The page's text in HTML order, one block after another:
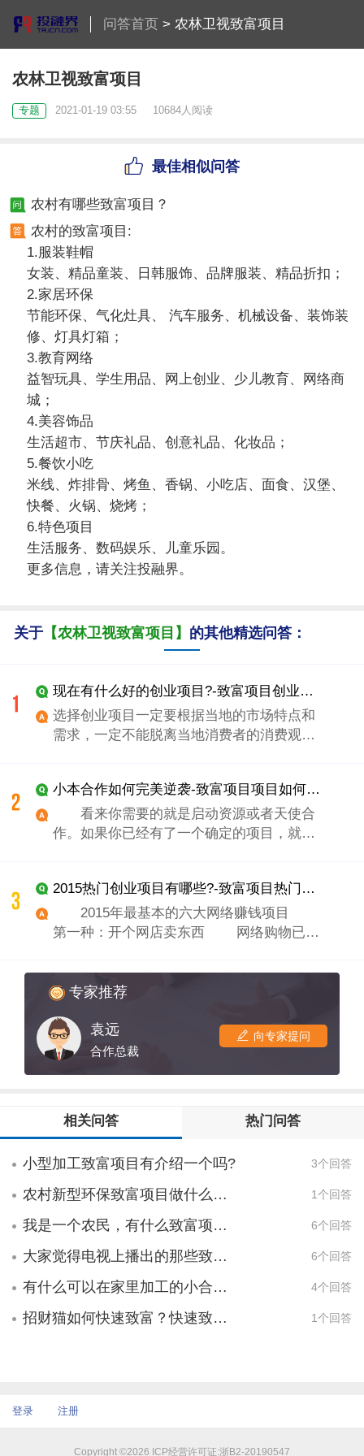
问答首页> 农林卫视致富项目
农林卫视致富项目
专题 2021-01-19 03:55 10684人阅读
最佳相似问答
农村有哪些致富项目？
农村的致富项目:
1.服装鞋帽
女装、精品童装、日韩服饰、品牌服装、精品折扣；
2.家居环保
节能环保、气化灶具、 汽车服务、机械设备、装饰装
修、灯具灯箱；
3.教育网络
益智玩具、学生用品、网上创业、少儿教育、网络商
城；
4.美容饰品
生活超市、节庆礼品、创意礼品、化妆品；
5.餐饮小吃
米线、炸排骨、烤鱼、香锅、小吃店、面食、汉堡、
快餐、火锅、烧烤；
6.特色项目
生活服务、数码娱乐、儿童乐园。
更多信息，请关注投融界。
关于【农林卫视致富项目】 的其他精选问答：
现在有什么好的创业项目?-致富项目创业什么项目好
选择创业项目一定要根据当地的市场特点和
需求，一定不能脱离当地消费者的消费观念
水平和能力，这样的项目才是有自身优势的
项目。 千万不要人云我云，自己要有敏
锐的眼光洞察商机，等到别人告诉你做什么
目才有发展意义的。 创业要有足够的资
源 很多人在初次创业的时候，都是资源十分
欠缺的。资源不足，使企业创业成功的概率
的。在资源具备上，一般来说，要符合两种
条件：一是要有进入一个行业的起码的资
条件均不具备，创业成功的可能性很小。
创业资源条件主要包括几个方面：
如何； 财务资源：是否有足够的启动资
源； 行业经验资源：对该行业资讯与常
识的积累； 行业准入条件：某些行业受
到一些政策保护与限制，需要进入资格条
件； 人力资源条件：是否有合适的专业
人才。 以上资源创业者也不需要100%
其他条件可以通过市场化方式来获取。创业
者如有足够的财务资源，其他资源欠缺也可
的欠缺也容易改变。 创业具备的条件
小本合作如何完美逆袭-致富项目项目如何拉合作
看来你需要的就是启动资源或者天使合
作。如果你已经有了一个确定的项目，就要
你都要考虑清楚： 1、你要做什么？你
要用简短的话语告诉别人你要做的是什么
事。例如是提供一种产品还是一种服务。
由，告诉他们存在某种需求，或者是可以解
决某个问题，或者是当地没有，买不到，还
3、你怎么做？你是既有实体店又有网
店？还是单一的网上交易？你线上和线下是
让他们知道你在提供这样的产品和服务？
多少？人工房租水电的经营费用是多少？净
利润估计是多少？预计多长时间可以挣钱？
6、你需要多少钱？你需要的钱要怎么
花？这几万块启动资源花完以后，就可以挣
继续找合作还是吸纳新股东？ 7、预计
多久可以收回合作？如果启动资源就需要几
站？如果是开发一个APP或者平台，你怎么
等。不同的基金来源，有不同的还款期限和
2015热门创业项目有哪些?-致富项目热门项目有哪些
2015年最基本的六大网络赚钱项目
第一种：开个网店卖东西 网络购物已经
了网络销售的高效途径。据消息灵通人士透
露，现在很多个体老板、政府职员、公司白
余时间在网上做生意，而且收获颇丰。淘
宝、拍拍等大型的交易平台是大家开店的首
从中获得利润，这也是一种不错的选择。
客有两种赚钱方式，一种是承接任务赚钱，
一种是做营销伙伴赚钱。承接任务赚钱需要
靠真本事。您需要拥有设计、程序、策划等
方面的专长。笔者半年前开始在一个叫任务
近1万多元钱，其中威客任务中了8个标，招
标任务中了3个标，快速任务被雇主邀请了2
多月的工资。 第三种：建自己的个人网
站确实很赚钱，自从曾经最牛的个人网站
专家推荐
袁远
合作总裁
向专家提问
相关问答 热门问答
小型加工致富项目有介绍一个吗? 3个回答
农村新型环保致富项目做什么好？ 1个回答
我是一个农民，有什么致富项目可以加盟的 ？ 6个回答
大家觉得电视上播出的那些致富项目可靠不？ 6个回答
有什么可以在家里加工的小合作的致富项目？ 4个回答
招财猫如何快速致富？快速致富项目有哪些？麻烦推荐一下 1个回答
登录 注册
Copyright ©2026 ICP经营许可证:浙B2-20190547